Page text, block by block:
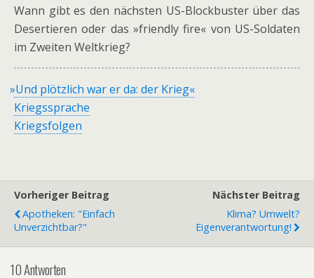
Wann gibt es den nächsten US-Blockbuster über das
Desertieren oder das »friendly fire« von US-Soldaten
im Zweiten Weltkrieg?
»Und plötzlich war er da: der Krieg«
Kriegssprache
Kriegsfolgen
Vorheriger Beitrag
Apotheken: "Einfach
Unverzichtbar?"
Nächster Beitrag
Klima? Umwelt?
Eigenverantwortung!
10 Antworten